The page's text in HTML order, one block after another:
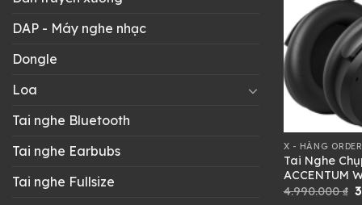
DAP - Máy nghe nhạc
Dongle
Loa
Tai nghe Bluetooth
Tai nghe Earbubs
Tai nghe Fullsize
X - HÀNG
Tai Nghe
ACCENTUM
4.990.000₫